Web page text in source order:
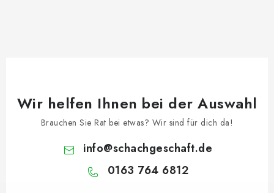
Wir helfen Ihnen bei der Auswahl
Brauchen Sie Rat bei etwas? Wir sind für dich da!
info@schachgeschaft.de
0163 764 6812